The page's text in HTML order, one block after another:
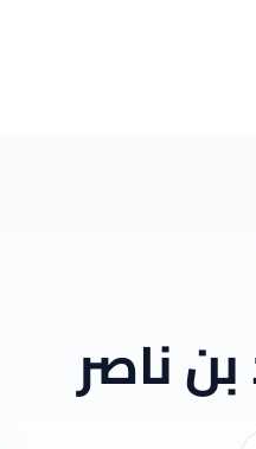
ناصر